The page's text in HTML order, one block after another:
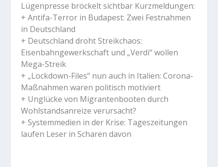
Lügenpresse bröckelt sichtbar Kurzmeldungen:
+ Antifa-Terror in Budapest: Zwei Festnahmen
in Deutschland
+ Deutschland droht Streikchaos:
Eisenbahngewerkschaft und „Verdi“ wollen
Mega-Streik
+ „Lockdown-Files“ nun auch in Italien: Corona-
Maßnahmen waren politisch motiviert
+ Unglücke von Migrantenbooten durch
Wohlstandsanreize verursacht?
+ Systemmedien in der Krise: Tageszeitungen
laufen Leser in Scharen davon